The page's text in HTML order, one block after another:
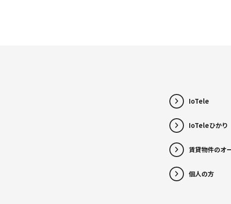
IoTele
IoTeleひかり
賃貸物件のオ
個人の方